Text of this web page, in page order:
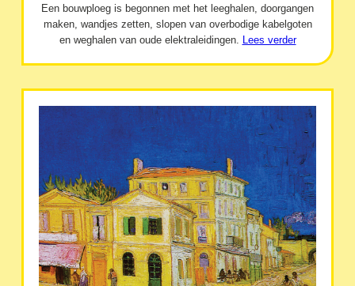
Een bouwploeg is begonnen met het leeghalen, doorgangen
maken, wandjes zetten, slopen van overbodige kabelgoten
en weghalen van oude elektraleidingen. Lees verder